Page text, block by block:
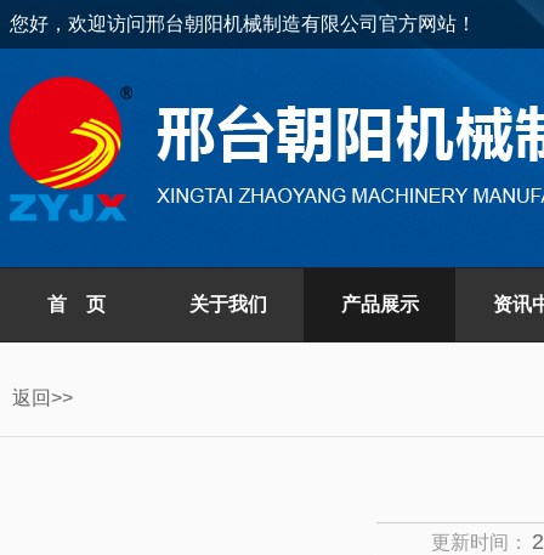
您好，欢迎访问邢台朝阳机械制造有限公司官方网站！
首 页 关于我们 产品展示 资讯
返回>>
更新时间：